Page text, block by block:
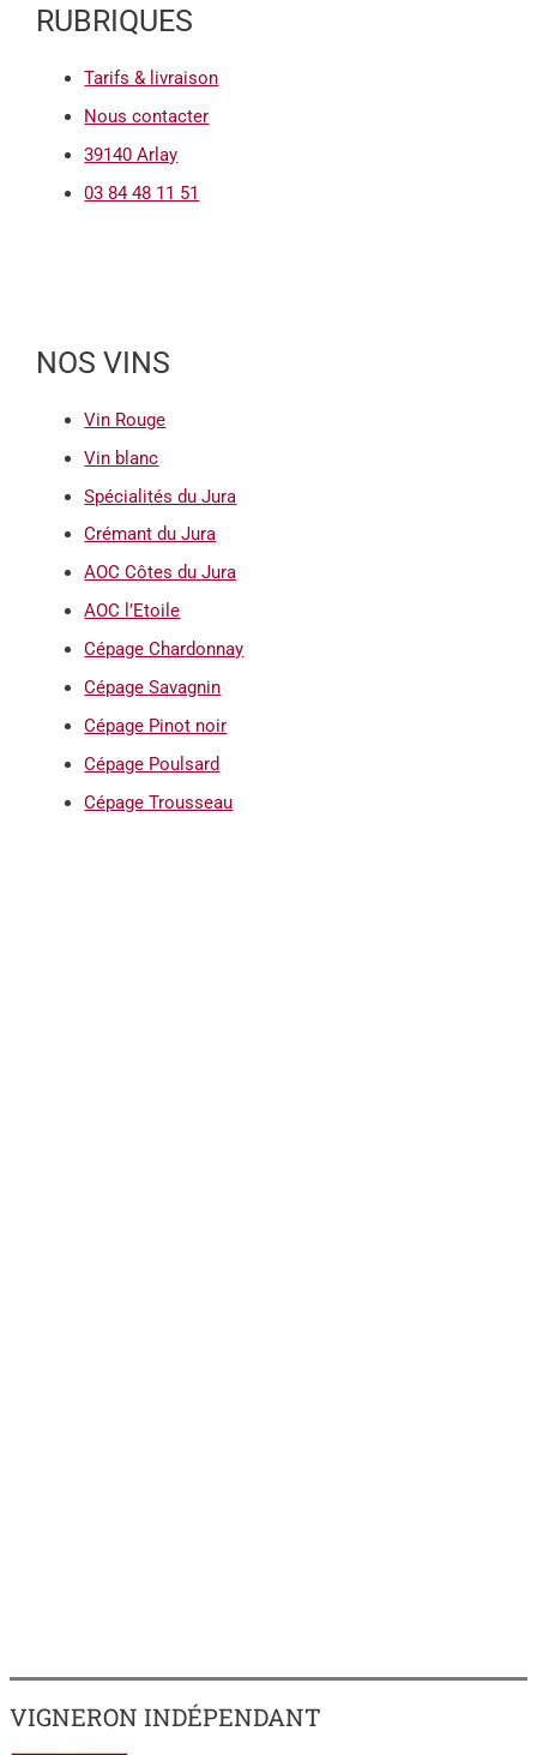
RUBRIQUES
Tarifs & livraison
Nous contacter
39140 Arlay
03 84 48 11 51
NOS VINS
Vin Rouge
Vin blanc
Spécialités du Jura
Crémant du Jura
AOC Côtes du Jura
AOC l’Etoile
Cépage Chardonnay
Cépage Savagnin
Cépage Pinot noir
Cépage Poulsard
Cépage Trousseau
VIGNERON INDÉPENDANT